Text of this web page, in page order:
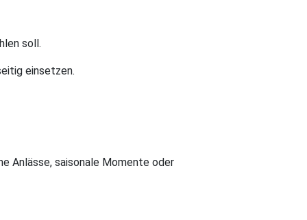
soll.
einsetzen.
Anlässe, saisonale Momente oder